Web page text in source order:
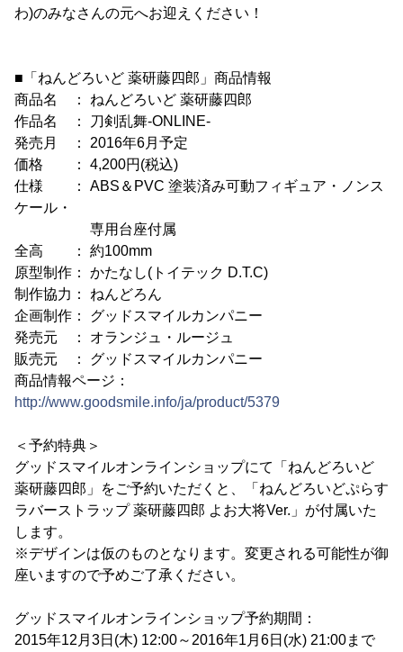
わ)のみなさんの元へお迎えください！
■「ねんどろいど 薬研藤四郎」商品情報
商品名 ： ねんどろいど 薬研藤四郎
作品名 ： 刀剣乱舞-ONLINE-
発売月 ： 2016年6月予定
価格 ： 4,200円(税込)
仕様 ： ABS＆PVC 塗装済み可動フィギュア・ノンス
ケール・
専用台座付属
全高 ： 約100mm
原型制作： かたなし(トイテック D.T.C)
制作協力： ねんどろん
企画制作： グッドスマイルカンパニー
発売元 ： オランジュ・ルージュ
販売元 ： グッドスマイルカンパニー
商品情報ページ：
http://www.goodsmile.info/ja/product/5379
＜予約特典＞
グッドスマイルオンラインショップにて「ねんどろいど
薬研藤四郎」をご予約いただくと、「ねんどろいどぷらす
ラバーストラップ 薬研藤四郎 よお大将Ver.」が付属いた
します。
※デザインは仮のものとなります。変更される可能性が御
座いますので予めご了承ください。
グッドスマイルオンラインショップ予約期間：
2015年12月3日(木) 12:00～2016年1月6日(水) 21:00まで